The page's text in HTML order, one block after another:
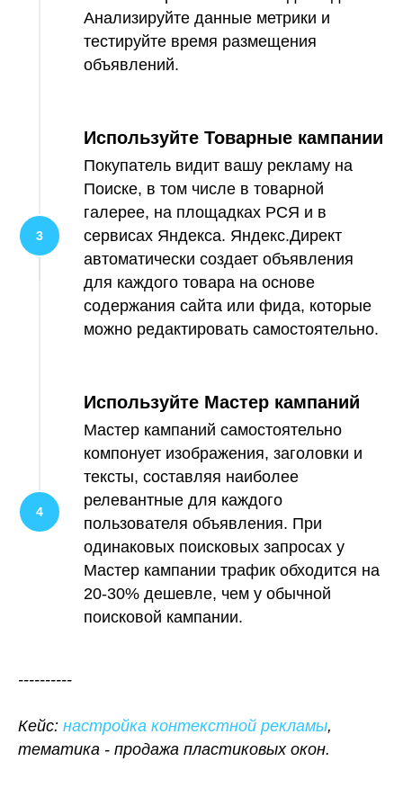
Анализируйте данные метрики и
тестируйте время размещения
объявлений.
Используйте Товарные кампании
Покупатель видит вашу рекламу на
Поиске, в том числе в товарной
галерее, на площадках РСЯ и в
сервисах Яндекса. Яндекс.Директ
автоматически создает объявления
для каждого товара на основе
содержания сайта или фида, которые
можно редактировать самостоятельно.
Используйте Мастер кампаний
Мастер кампаний самостоятельно
компонует изображения, заголовки и
тексты, составляя наиболее
релевантные для каждого
пользователя объявления. При
одинаковых поисковых запросах у
Мастер кампании трафик обходится на
20-30% дешевле, чем у обычной
поисковой кампании.
----------
Кейс: настройка контекстной рекламы,
тематика - продажа пластиковых окон.